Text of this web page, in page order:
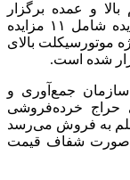
و عمده برگزار
می‌شود، افزود: از ابتدای سال جاری ۳۲ مزایده شامل ۱۱ مزایده
و ۱۴ مزایده ویژه موتورسیکلت بالای
جمع‌آوری و
حراج خرده‌فروشی
به فروش می‌رسد
شفاف قیمت